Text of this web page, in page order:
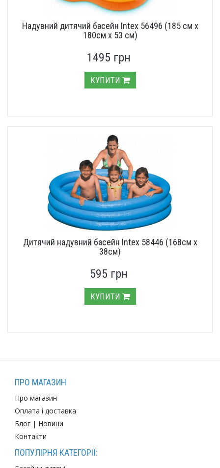
Надувний дитячий басейн Intex 56496 (185 см х
180см х 53 см)
1495 грн
КУПИТИ
Дитячий надувний басейн Intex 58446 (168см х
38см)
595 грн
КУПИТИ
ПРО МАГАЗИН
Про магазин
Оплата і доставка
Блог | Новини
Контакти
ПОПУЛІРНЯ КАТЕГОРІЇ: